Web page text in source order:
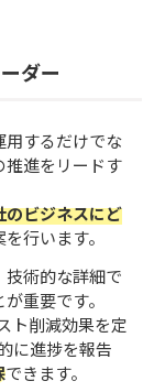
ダー
するだけでな
推進をリードす
ビジネスにど
行います。
術的な詳細で
重要です。
ト削減効果を定
に進捗を報告
できます。